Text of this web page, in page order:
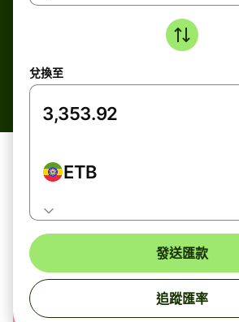
兌換至
ETB
發送匯款
追蹤匯率